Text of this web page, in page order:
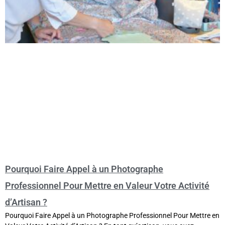
Pourquoi Faire Appel à un Photographe
Professionnel Pour Mettre en Valeur Votre Activité
d’Artisan ?
Pourquoi Faire Appel à un Photographe Professionnel Pour Mettre en